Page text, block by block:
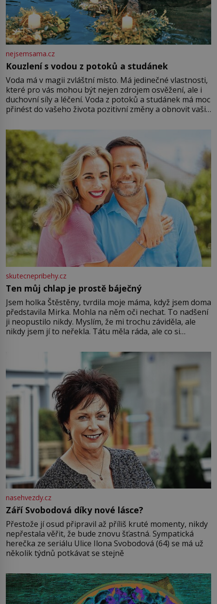
nejsemsama.cz
Kouzlení s vodou z potoků a studánek
Voda má v magii zvláštní místo. Má jedinečné vlastnosti,
které pro vás mohou být nejen zdrojem osvěžení, ale i
duchovní síly a léčení. Voda z potoků a studánek má moc
přinést do vašeho života pozitivní změny a obnovit vaši
můžete obohatit své rituály a přinést do svého života
větší harmonii a klid. Je důležité
skutecnepribehy.cz
Ten můj chlap je prostě báječný
Jsem holka Štěstěny, tvrdila moje máma, když jsem doma
představila Mirka. Mohla na něm oči nechat. To nadšení
ji neopustilo nikdy. Myslím, že mi trochu záviděla, ale
nikdy jsem jí to neřekla. Tátu měla ráda, ale co si
Jsme spolu moc rádi Tehdy byla jiná doba, když
nasehvezdy.cz
Září Svobodová díky nové lásce?
Přestože jí osud připravil až příliš kruté momenty, nikdy
nepřestala věřit, že bude znovu šťastná. Sympatická
herečka ze seriálu Ulice Ilona Svobodová (64) se má už
několik týdnů potkávat se stejně